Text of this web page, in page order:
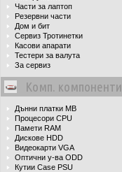
Части за лаптоп
Резервни части
Дом и бит
Сервиз Тротинетки
Касови апарати
Тестери за валута
За сервиз
Комп. компоненти
Дънни платки MB
Процесори CPU
Памети RAM
Дискове HDD
Видеокарти VGA
Оптични у-ва ODD
Кутии Case PSU